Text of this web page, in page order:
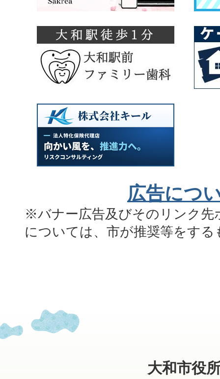
広告につ
※バナー広告及びそのリンク先
については、市が推奨等をす
大和市役